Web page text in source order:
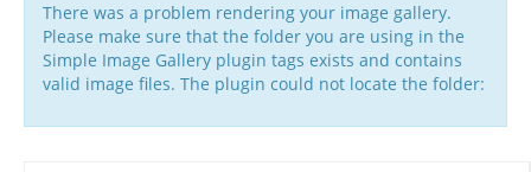
There was a problem rendering your image gallery.
Please make sure that the folder you are using in the
Simple Image Gallery plugin tags exists and contains
valid image files. The plugin could not locate the folder: